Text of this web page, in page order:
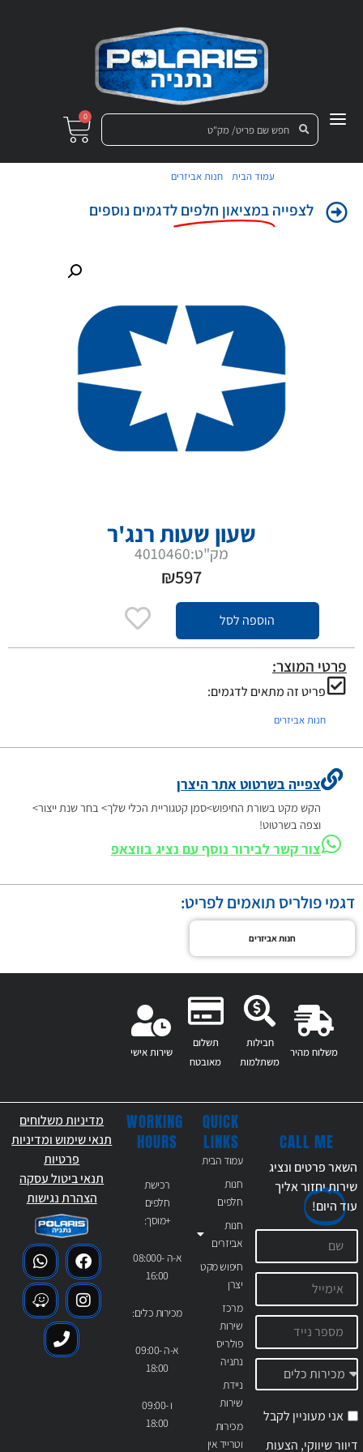
0
עמוד הבית חנות אביזרים
לצפייהבמציאון חלפים לדגמים נוספים
שעון שעות רנג'ר
מק"ט:4010460
₪597
הוספה לסל
פרטי המוצר:
פריט זה מתאים לדגמים:
חנות אביזרים
צפייה בשרטוט אתר היצרן
הקש מקט בשורת החיפוש>סמן קטגוריית הכלי שלך> בחר שנת ייצור>
וצפה בשרטוט!
צור קשר לבירור נוסף עם נציג בווצאפ
דגמי פולריס תואמים לפריט:
חנות אביזרים
משלוח מהיר
חבילות
משתלמות
תשלום
מאובטח
שירות אישי
QUICK
LINKS
עמוד הבית
חנות
חלפים
חנות
אביזרים
חיפוש מקט
יצרן
מרכז
שירות
פולריס
נתניה
ניידת
שירות
מכירות
וטרייד אין
WORKING
HOURS
רכישת
חלפים
+מוסך:
א-ה 08:000-
16:00
מכירות כלים:
א-ה 09:00-
18:00
ו 09:00-
18:00
CALL ME
השאר פרטים ונציג
שירות יחזור אליך
עודהיום!
אני מעוניין לקבל
דיוור שיווקי, הצעות
מדיניות משלוחים
תנאי שימוש ומדיניות
פרטיות
תנאי ביטול עסקה
הצהרת נגישות